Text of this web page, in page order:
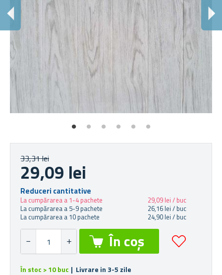
33,31 lei
29,09 lei
Reduceri cantitative
La cumpărarea a 1-4 pachete
29,09 lei / buc
La cumpărarea a 5-9 pachete
26,16 lei / buc
La cumpărarea a 10 pachete
24,90 lei / buc
În stoc > 10 buc | Livrare in 3-5 zile